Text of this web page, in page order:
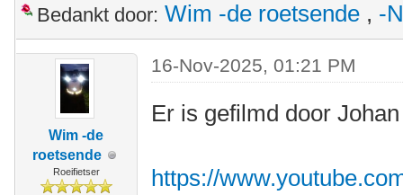
Bedankt door: Wim -de roetsende , -
Wim -de
roetsende
Roeifietser
16-Nov-2025, 01:21 PM
Er is gefilmd door
https://